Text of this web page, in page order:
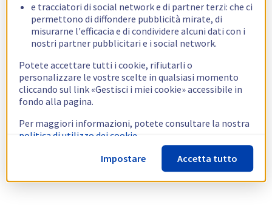
e tracciatori di social network e di partner terzi: che ci
permettono di diffondere pubblicità mirate, di
misurarne l'efficacia e di condividere alcuni dati con i
nostri partner pubblicitari e i social network.
Potete accettare tutti i cookie, rifiutarli o
personalizzare le vostre scelte in qualsiasi momento
cliccando sul link «Gestisci i miei cookie» accessibile in
fondo alla pagina.
Per maggiori informazioni, potete consultare la nostra
politica di utilizzo dei cookie.
Impostare
Accetta tutto